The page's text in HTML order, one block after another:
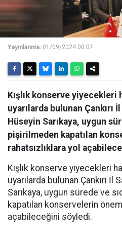
Yayınlanma: 01/09/2024 00:07
Kışlık konserve yiyecekleri
uyarılarda bulunan Çankırı
Hüseyin Sarıkaya, uygun
pişirilmeden kapatılan
rahatsızlıklara yol
Kışlık konserve yiyecekleri
uyarılarda bulunan Çankırı İl
Sarıkaya, uygun sürede ve
kapatılan konservelerin
açabileceğini söyledi.